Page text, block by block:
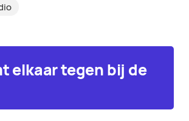
elkaar tegen bij de